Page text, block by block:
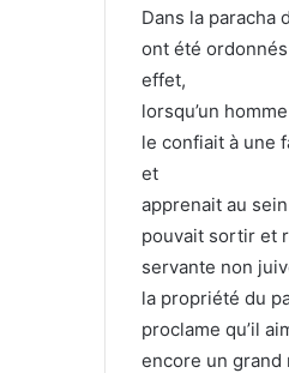
Dans la paracha
ont été
effet,
lorsqu’un
le confiait à une
et
apprenait au
pouvait sortir et
servante non
la propriété du
proclame qu’il
encore un grand